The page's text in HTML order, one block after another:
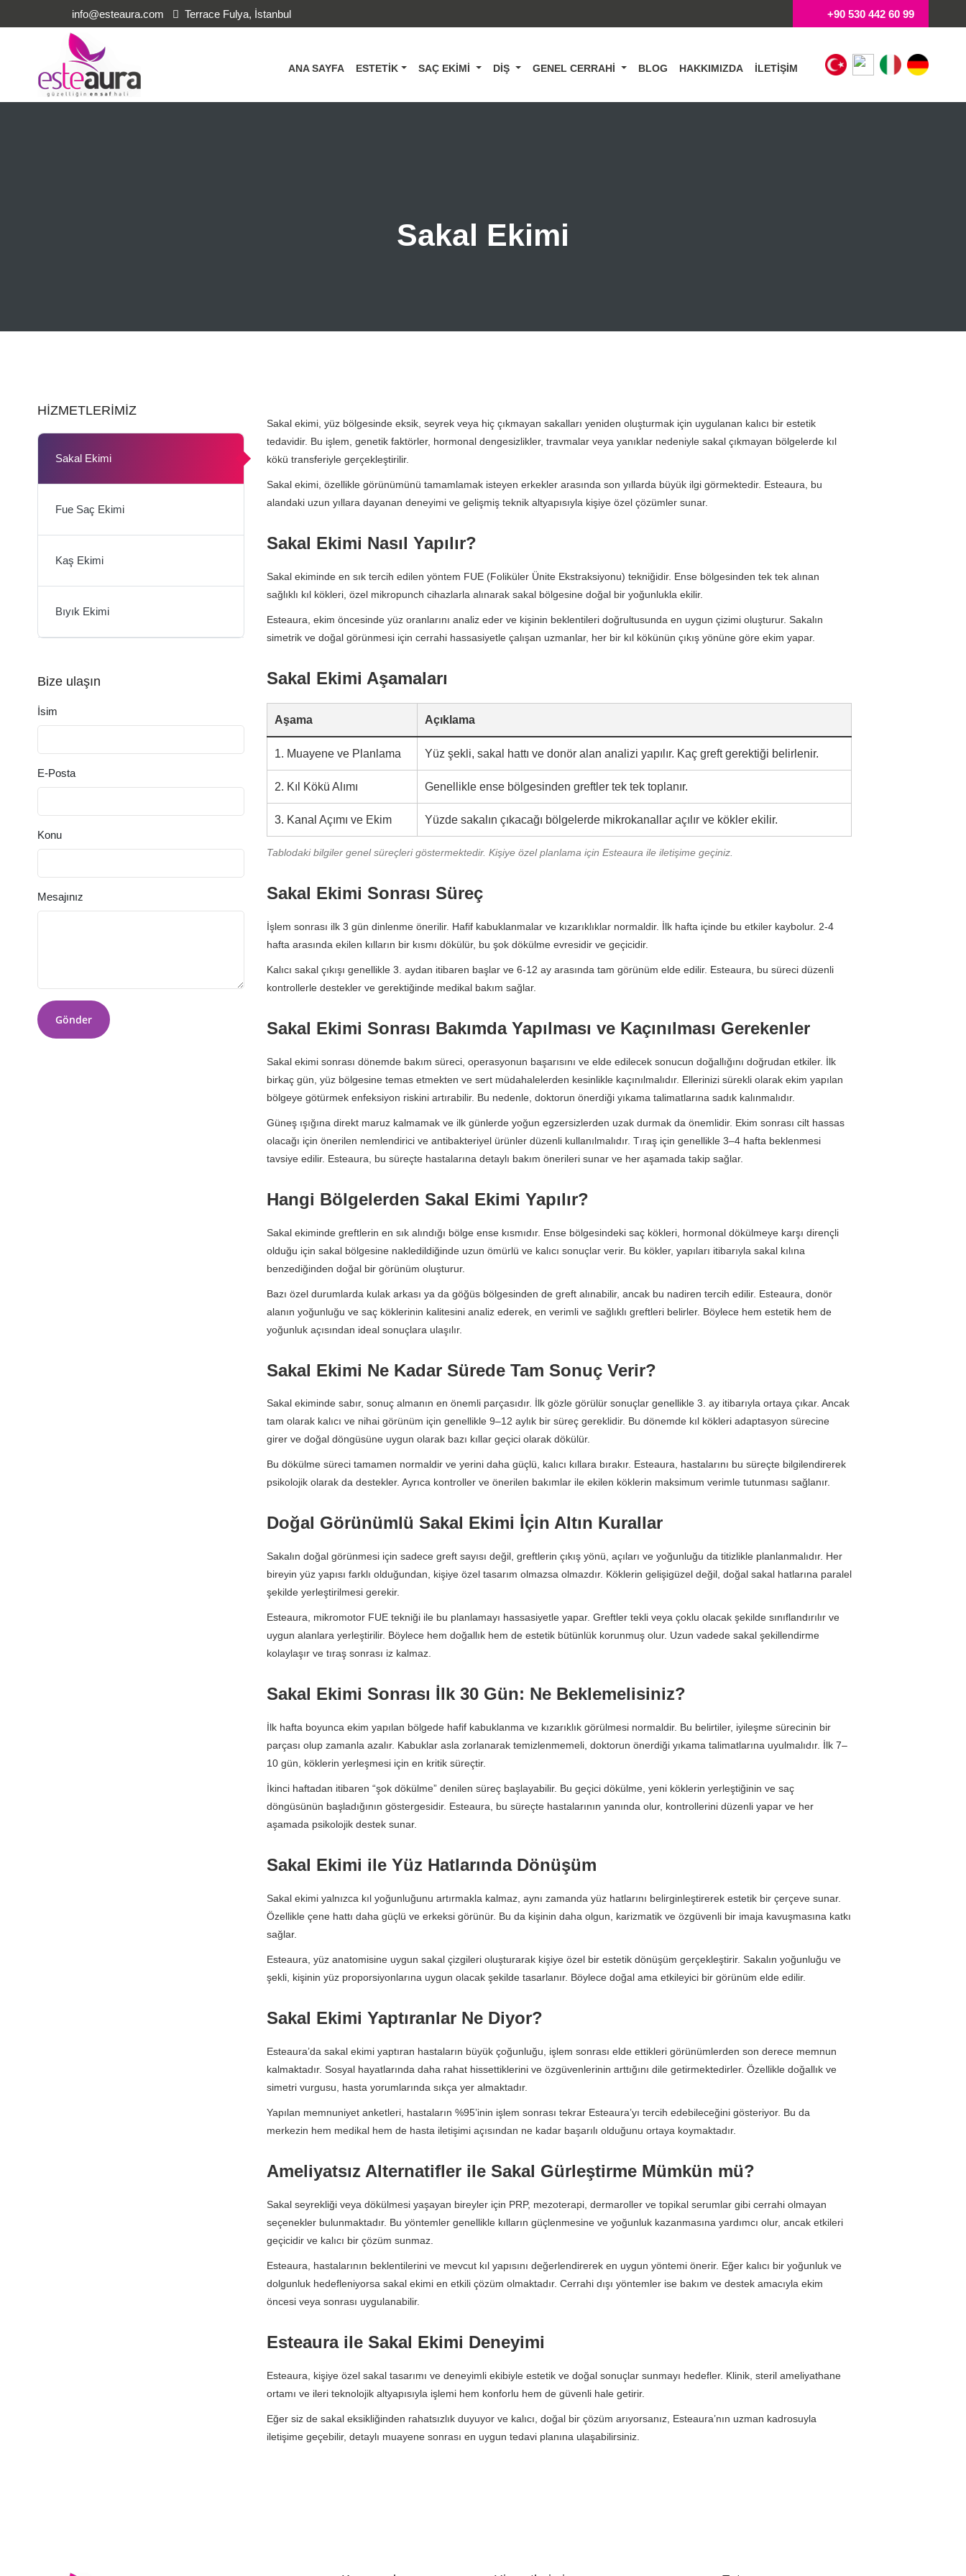
info@esteaura.com Terrace Fulya, İstanbul +90 530 442 60 99
ANA SAYFA ESTETIK SAÇ EKIMI DIŞ GENEL CERRAHI BLOG HAKKIMIZDA İLETIŞIM
Sakal Ekimi
HIZMETLERIMIZ
Sakal Ekimi
Fue Saç Ekimi
Kaş Ekimi
Bıyık Ekimi
Bize ulaşın
İsim
E-Posta
Konu
Mesajınız
Gönder
Sakal ekimi, yüz bölgesinde eksik, seyrek veya hiç çıkmayan sakalları yeniden oluşturmak için uygulanan kalıcı bir estetik
tedavidir. Bu işlem, genetik faktörler, hormonal dengesizlikler, travmalar veya yanıklar nedeniyle sakal çıkmayan bölgelerde kıl
kökü transferiyle gerçekleştirilir.
Sakal ekimi, özellikle görünümünü tamamlamak isteyen erkekler arasında son yıllarda büyük ilgi görmektedir. Esteaura, bu
alandaki uzun yıllara dayanan deneyimi ve gelişmiş teknik altyapısıyla kişiye özel çözümler sunar.
Sakal Ekimi Nasıl Yapılır?
Sakal ekiminde en sık tercih edilen yöntem FUE (Foliküler Ünite Ekstraksiyonu) tekniğidir. Ense bölgesinden tek tek alınan
sağlıklı kıl kökleri, özel mikropunch cihazlarla alınarak sakal bölgesine doğal bir yoğunlukla ekilir.
Esteaura, ekim öncesinde yüz oranlarını analiz eder ve kişinin beklentileri doğrultusunda en uygun çizimi oluşturur. Sakalın
simetrik ve doğal görünmesi için cerrahi hassasiyetle çalışan uzmanlar, her bir kıl kökünün çıkış yönüne göre ekim yapar.
Sakal Ekimi Aşamaları
Aşama Açıklama
1. Muayene ve Planlama Yüz şekli, sakal hattı ve donör alan analizi yapılır. Kaç greft gerektiği belirlenir.
2. Kıl Kökü Alımı Genellikle ense bölgesinden greftler tek tek toplanır.
3. Kanal Açımı ve Ekim Yüzde sakalın çıkacağı bölgelerde mikrokanallar açılır ve kökler ekilir.
Tablodaki bilgiler genel süreçleri göstermektedir. Kişiye özel planlama için Esteaura ile iletişime geçiniz.
Sakal Ekimi Sonrası Süreç
İşlem sonrası ilk 3 gün dinlenme önerilir. Hafif kabuklanmalar ve kızarıklıklar normaldir. İlk hafta içinde bu etkiler kaybolur. 2-4
hafta arasında ekilen kılların bir kısmı dökülür, bu şok dökülme evresidir ve geçicidir.
Kalıcı sakal çıkışı genellikle 3. aydan itibaren başlar ve 6-12 ay arasında tam görünüm elde edilir. Esteaura, bu süreci düzenli
kontrollerle destekler ve gerektiğinde medikal bakım sağlar.
Sakal Ekimi Sonrası Bakımda Yapılması ve Kaçınılması Gerekenler
Sakal ekimi sonrası dönemde bakım süreci, operasyonun başarısını ve elde edilecek sonucun doğallığını doğrudan etkiler. İlk
birkaç gün, yüz bölgesine temas etmekten ve sert müdahalelerden kesinlikle kaçınılmalıdır. Ellerinizi sürekli olarak ekim yapılan
bölgeye götürmek enfeksiyon riskini artırabilir. Bu nedenle, doktorun önerdiği yıkama talimatlarına sadık kalınmalıdır.
Güneş ışığına direkt maruz kalmamak ve ilk günlerde yoğun egzersizlerden uzak durmak da önemlidir. Ekim sonrası cilt hassas
olacağı için önerilen nemlendirici ve antibakteriyel ürünler düzenli kullanılmalıdır. Tıraş için genellikle 3–4 hafta beklenmesi
tavsiye edilir. Esteaura, bu süreçte hastalarına detaylı bakım önerileri sunar ve her aşamada takip sağlar.
Hangi Bölgelerden Sakal Ekimi Yapılır?
Sakal ekiminde greftlerin en sık alındığı bölge ense kısmıdır. Ense bölgesindeki saç kökleri, hormonal dökülmeye karşı dirençli
olduğu için sakal bölgesine nakledildiğinde uzun ömürlü ve kalıcı sonuçlar verir. Bu kökler, yapıları itibarıyla sakal kılına
benzediğinden doğal bir görünüm oluşturur.
Bazı özel durumlarda kulak arkası ya da göğüs bölgesinden de greft alınabilir, ancak bu nadiren tercih edilir. Esteaura, donör
alanın yoğunluğu ve saç köklerinin kalitesini analiz ederek, en verimli ve sağlıklı greftleri belirler. Böylece hem estetik hem de
yoğunluk açısından ideal sonuçlara ulaşılır.
Sakal Ekimi Ne Kadar Sürede Tam Sonuç Verir?
Sakal ekiminde sabır, sonuç almanın en önemli parçasıdır. İlk gözle görülür sonuçlar genellikle 3. ay itibarıyla ortaya çıkar. Ancak
tam olarak kalıcı ve nihai görünüm için genellikle 9–12 aylık bir süreç gereklidir. Bu dönemde kıl kökleri adaptasyon sürecine
girer ve doğal döngüsüne uygun olarak bazı kıllar geçici olarak dökülür.
Bu dökülme süreci tamamen normaldir ve yerini daha güçlü, kalıcı kıllara bırakır. Esteaura, hastalarını bu süreçte bilgilendirerek
psikolojik olarak da destekler. Ayrıca kontroller ve önerilen bakımlar ile ekilen köklerin maksimum verimle tutunması sağlanır.
Doğal Görünümlü Sakal Ekimi İçin Altın Kurallar
Sakalın doğal görünmesi için sadece greft sayısı değil, greftlerin çıkış yönü, açıları ve yoğunluğu da titizlikle planlanmalıdır. Her
bireyin yüz yapısı farklı olduğundan, kişiye özel tasarım olmazsa olmazdır. Köklerin gelişigüzel değil, doğal sakal hatlarına paralel
şekilde yerleştirilmesi gerekir.
Esteaura, mikromotor FUE tekniği ile bu planlamayı hassasiyetle yapar. Greftler tekli veya çoklu olacak şekilde sınıflandırılır ve
uygun alanlara yerleştirilir. Böylece hem doğallık hem de estetik bütünlük korunmuş olur. Uzun vadede sakal şekillendirme
kolaylaşır ve tıraş sonrası iz kalmaz.
Sakal Ekimi Sonrası İlk 30 Gün: Ne Beklemelisiniz?
İlk hafta boyunca ekim yapılan bölgede hafif kabuklanma ve kızarıklık görülmesi normaldir. Bu belirtiler, iyileşme sürecinin bir
parçası olup zamanla azalır. Kabuklar asla zorlanarak temizlenmemeli, doktorun önerdiği yıkama talimatlarına uyulmalıdır. İlk 7–
10 gün, köklerin yerleşmesi için en kritik süreçtir.
İkinci haftadan itibaren “şok dökülme” denilen süreç başlayabilir. Bu geçici dökülme, yeni köklerin yerleştiğinin ve saç
döngüsünün başladığının göstergesidir. Esteaura, bu süreçte hastalarının yanında olur, kontrollerini düzenli yapar ve her
aşamada psikolojik destek sunar.
Sakal Ekimi ile Yüz Hatlarında Dönüşüm
Sakal ekimi yalnızca kıl yoğunluğunu artırmakla kalmaz, aynı zamanda yüz hatlarını belirginleştirerek estetik bir çerçeve sunar.
Özellikle çene hattı daha güçlü ve erkeksi görünür. Bu da kişinin daha olgun, karizmatik ve özgüvenli bir imaja kavuşmasına katkı
sağlar.
Esteaura, yüz anatomisine uygun sakal çizgileri oluşturarak kişiye özel bir estetik dönüşüm gerçekleştirir. Sakalın yoğunluğu ve
şekli, kişinin yüz proporsiyonlarına uygun olacak şekilde tasarlanır. Böylece doğal ama etkileyici bir görünüm elde edilir.
Sakal Ekimi Yaptıranlar Ne Diyor?
Esteaura’da sakal ekimi yaptıran hastaların büyük çoğunluğu, işlem sonrası elde ettikleri görünümlerden son derece memnun
kalmaktadır. Sosyal hayatlarında daha rahat hissettiklerini ve özgüvenlerinin arttığını dile getirmektedirler. Özellikle doğallık ve
simetri vurgusu, hasta yorumlarında sıkça yer almaktadır.
Yapılan memnuniyet anketleri, hastaların %95’inin işlem sonrası tekrar Esteaura’yı tercih edebileceğini gösteriyor. Bu da
merkezin hem medikal hem de hasta iletişimi açısından ne kadar başarılı olduğunu ortaya koymaktadır.
Ameliyatsız Alternatifler ile Sakal Gürleştirme Mümkün mü?
Sakal seyrekliği veya dökülmesi yaşayan bireyler için PRP, mezoterapi, dermaroller ve topikal serumlar gibi cerrahi olmayan
seçenekler bulunmaktadır. Bu yöntemler genellikle kılların güçlenmesine ve yoğunluk kazanmasına yardımcı olur, ancak etkileri
geçicidir ve kalıcı bir çözüm sunmaz.
Esteaura, hastalarının beklentilerini ve mevcut kıl yapısını değerlendirerek en uygun yöntemi önerir. Eğer kalıcı bir yoğunluk ve
dolgunluk hedefleniyorsa sakal ekimi en etkili çözüm olmaktadır. Cerrahi dışı yöntemler ise bakım ve destek amacıyla ekim
öncesi veya sonrası uygulanabilir.
Esteaura ile Sakal Ekimi Deneyimi
Esteaura, kişiye özel sakal tasarımı ve deneyimli ekibiyle estetik ve doğal sonuçlar sunmayı hedefler. Klinik, steril ameliyathane
ortamı ve ileri teknolojik altyapısıyla işlemi hem konforlu hem de güvenli hale getirir.
Eğer siz de sakal eksikliğinden rahatsızlık duyuyor ve kalıcı, doğal bir çözüm arıyorsanız, Esteaura’nın uzman kadrosuyla
iletişime geçebilir, detaylı muayene sonrası en uygun tedavi planına ulaşabilirsiniz.